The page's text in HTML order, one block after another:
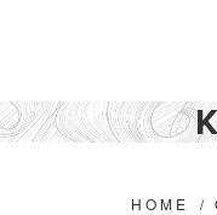
HOME /